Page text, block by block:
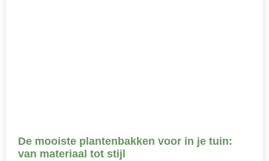
De mooiste plantenbakken voor in je tuin:
van materiaal tot stijl